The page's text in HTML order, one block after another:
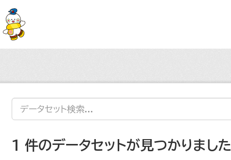
1 件のデータセットが見つかりました